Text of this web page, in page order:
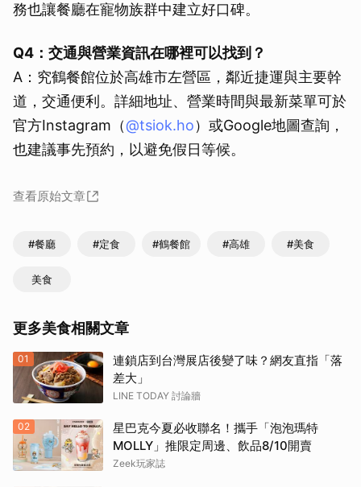
務也讓餐廳在寵物族群中建立好口碑。
Q4：交通與營業資訊在哪裡可以找到？
A：究鶴餐館位於高雄市左營區，鄰近捷運與主要幹
道，交通便利。詳細地址、營業時間與最新菜單可於
官方Instagram（@tsiok.ho）或Google地圖查詢，
也建議事先預約，以避免假日等候。
查看原始文章
#餐廳 #定食 #鶴餐館 #高雄 #美食
美食
更多美食相關文章
01
連鎖店到台灣展店後變了味？網友直指「落
差大」
LINE TODAY 討論牆
02
星巴克今夏必收聯名！攜手「泡泡瑪特
MOLLY」推限定周邊、飲品8/10開賣
Zeek玩家誌